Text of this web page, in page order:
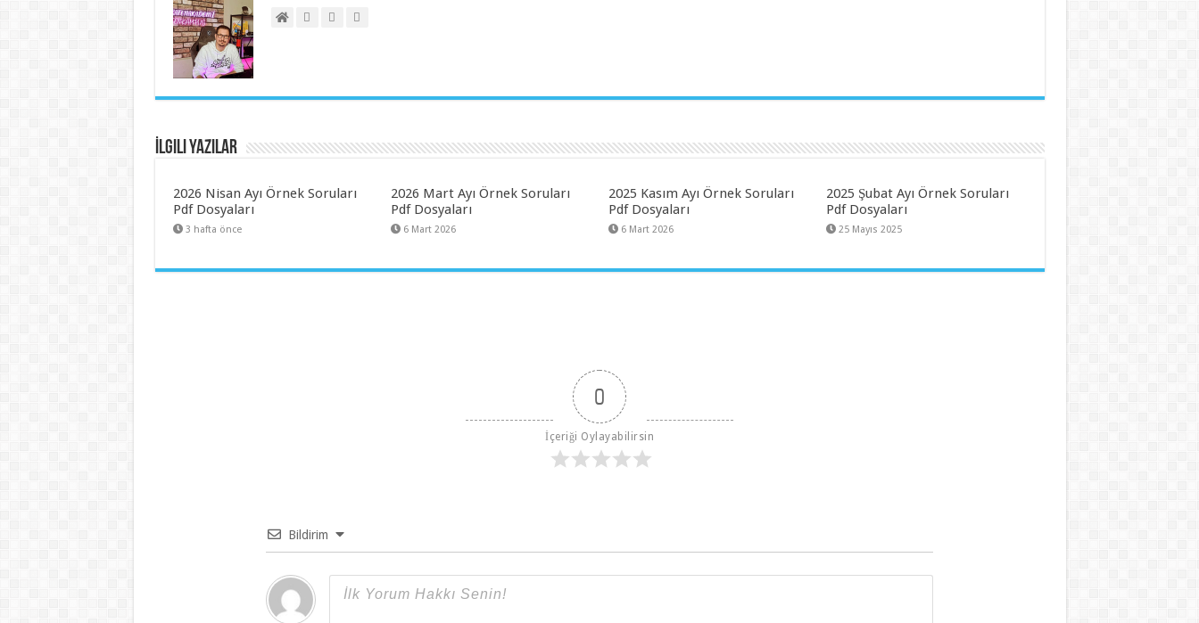
İlgili Yazılar
2026 Nisan Ayı Örnek Soruları
Pdf Dosyaları
3 hafta önce
2026 Mart Ayı Örnek Soruları
Pdf Dosyaları
6 Mart 2026
2025 Kasım Ayı Örnek Soruları
Pdf Dosyaları
6 Mart 2026
2025 Şubat Ayı Örnek Soruları
Pdf Dosyaları
25 Mayıs 2025
0
İçeriği Oylayabilirsin
Bildirim